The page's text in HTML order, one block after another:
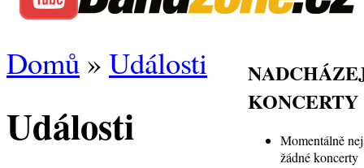
Domů » Události
Události
KONCERTY
Momentálně
žádné koncerty